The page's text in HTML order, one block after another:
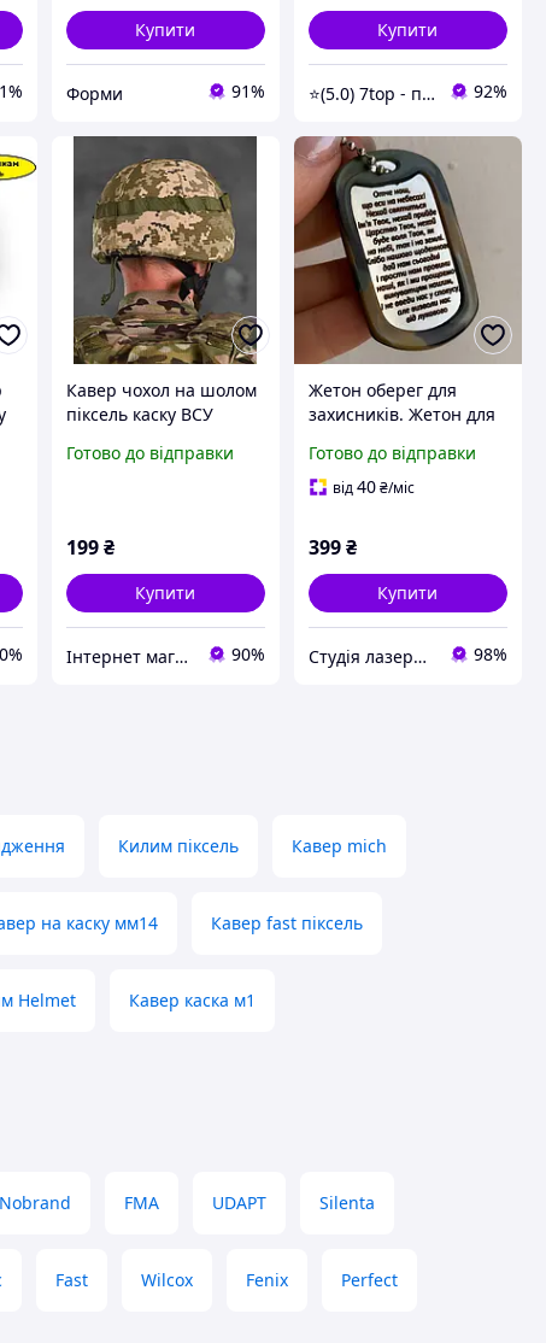
Купити
Форми 91%
Купити
⭐️(5.0) 7top - перевірені топові товари та обслуговування 92%
Кавер чохол на шолом
піксель каску ВСУ
Готово до відправки
199 ₴
Купити
Інтернет магазин PaGo це товари від виробника, капці, військова амуніція, тапочки, товари для дому 90%
Жетон оберег для
захисників. Жетон для
молитвою. Нержавіюча
сталь 2 мм! Оплата при
років
Готово до відправки
від40₴/міс
399₴
Купити
Студія лазерного гравірування 98%
Килим піксель Кавер mich
на каску мм14 Кавер fast піксель
Helmet Кавер каска м1
Nobrand FMA UDAPT Silenta
Fast Wilcox Fenix Perfect